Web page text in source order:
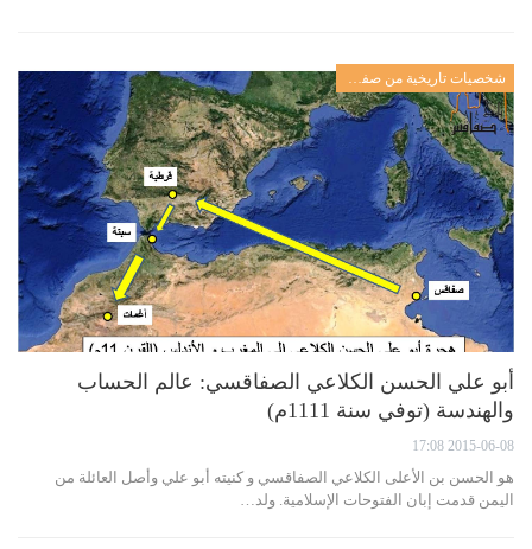
شخصيات تاريخية من صفاقس
أبو علي الحسن الكلاعي الصفاقسي: عالم الحساب
والهندسة (توفي سنة 1111م)
2015-06-08 17:08
هو الحسن بن الأعلى الكلاعي الصفاقسي و كنيته أبو علي وأصل العائلة من
اليمن قدمت إبان الفتوحات الإسلامية. ولد…